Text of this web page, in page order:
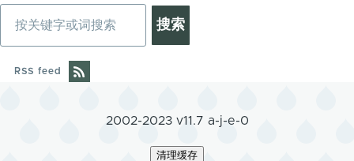
RSS feed
2002-2023 v11.7 a-j-e-0